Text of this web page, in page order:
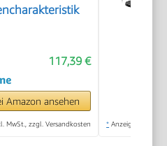
117,39 €
Amazon ansehen
MwSt., zzgl. Versandkosten * Anzeige